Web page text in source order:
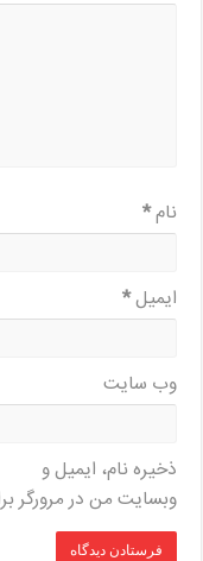
نام*
ایمیل*
وب‌ سایت
ذخیره نام، ایمیل و
وبسایت من در مرورگر